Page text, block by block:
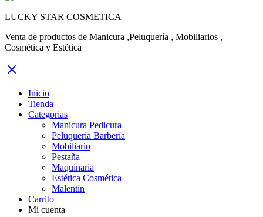
LUCKY STAR COSMETICA
Venta de productos de Manicura ,Peluquería , Mobiliarios ,
Cosmética y Estética
Inicio
Tienda
Categorias
Manicura Pedicura
Peluquería Barbería
Mobiliario
Pestaña
Maquinaria
Estética Cosmética
Malentín
Carrito
Mi cuenta